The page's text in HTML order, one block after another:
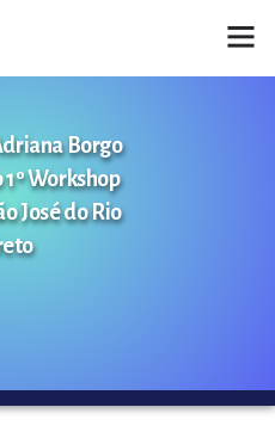
Borgo
Workshop
José do Rio